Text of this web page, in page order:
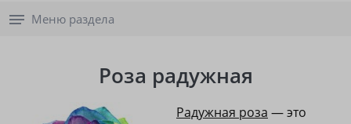
Меню раздела
Роза радужная
Радужная роза — это